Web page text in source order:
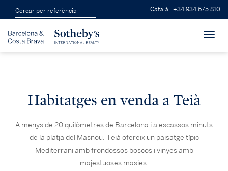
Català +34 934 675 810
Habitatges en venda a Teià
A menys de 20 quilòmetres de Barcelona i a escassos minuts
de la platja del Masnou, Teià ofereix un paisatge típic
Mediterrani amb frondossos boscos i vinyes amb
majestuoses masies.